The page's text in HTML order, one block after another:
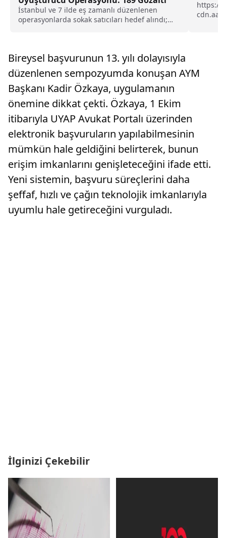
İstanbul ve 7 ilde eş zamanlı düzenlenen
operasyonlarda sokak satıcıları hedef alındı;
https://
Bireysel başvurunun 13. yılı dolayısıyla
düzenlenen sempozyumda konuşan AYM
Başkanı Kadir Özkaya, uygulamanın
önemine dikkat çekti. Özkaya, 1 Ekim
itibarıyla UYAP Avukat Portalı üzerinden
elektronik başvuruların yapılabilmesinin
mümkün hale geldiğini belirterek, bunun
erişim imkanlarını genişleteceğini ifade etti.
Yeni sistemin, başvuru süreçlerini daha
şeffaf, hızlı ve çağın teknolojik imkanlarıyla
uyumlu hale getireceğini vurguladı.
İlginizi Çekebilir